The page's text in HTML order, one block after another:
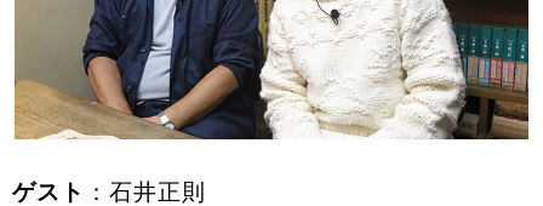
ゲスト ：石井正則